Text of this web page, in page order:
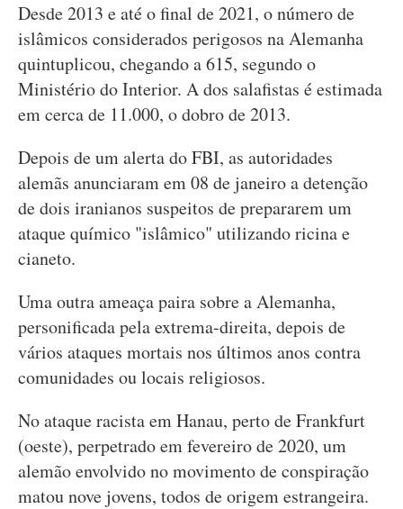
Desde 2013 e até o final de 2021, o número de
islâmicos considerados perigosos na Alemanha
quintuplicou, chegando a 615, segundo o
Ministério do Interior. A dos salafistas é estimada
em cerca de 11.000, o dobro de 2013.
Depois de um alerta do FBI, as autoridades
alemãs anunciaram em 08 de janeiro a detenção
de dois iranianos suspeitos de prepararem um
ataque químico "islâmico" utilizando ricina e
cianeto.
Uma outra ameaça paira sobre a Alemanha,
personificada pela extrema-direita, depois de
vários ataques mortais nos últimos anos contra
comunidades ou locais religiosos.
No ataque racista em Hanau, perto de Frankfurt
(oeste), perpetrado em fevereiro de 2020, um
alemão envolvido no movimento de conspiração
matou nove jovens, todos de origem estrangeira.